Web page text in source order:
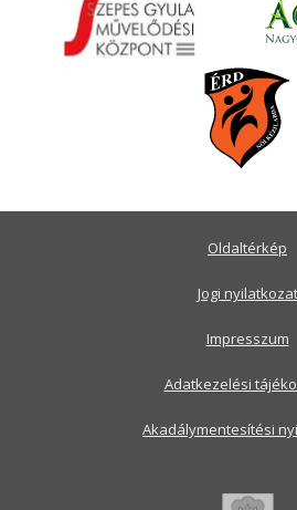
Oldaltérkép
Jogi nyilatkozat
Impresszum
Adatkezelési
Akadálymentesítési